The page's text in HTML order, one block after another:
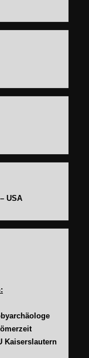
USA
Kaiserslautern